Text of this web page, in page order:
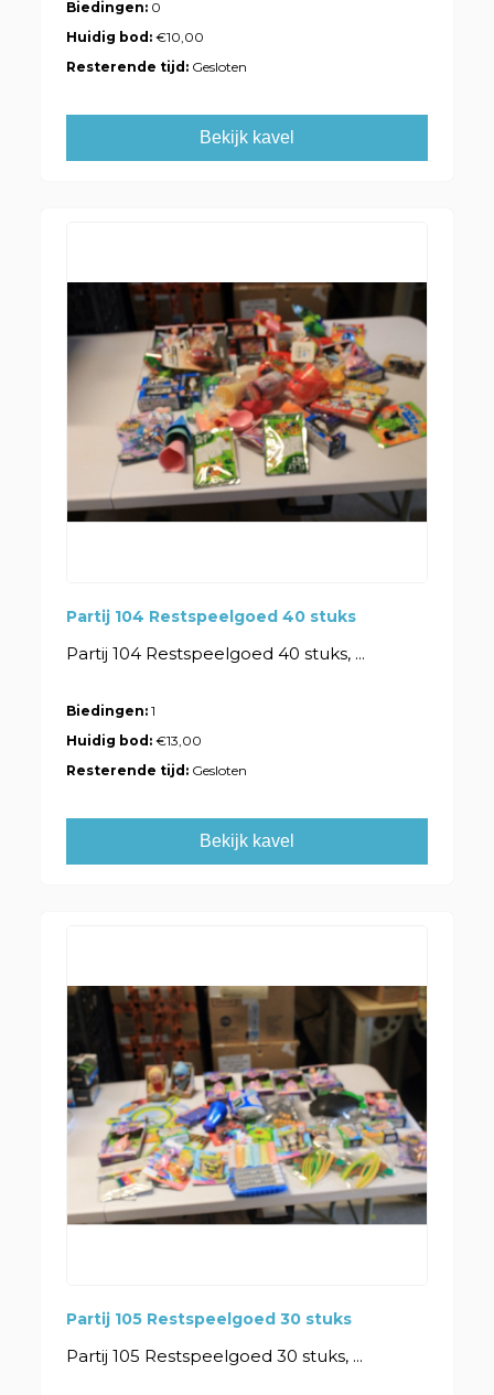
Biedingen: 0
Huidig bod:€10,00
Resterende tijd: Gesloten
Bekijk kavel
Partij 104 Restspeelgoed 40 stuks
Partij 104 Restspeelgoed 40 stuks, ...
Biedingen: 1
Huidig bod:€13,00
Resterende tijd: Gesloten
Bekijk kavel
Partij 105 Restspeelgoed 30 stuks
Partij 105 Restspeelgoed 30 stuks, ...